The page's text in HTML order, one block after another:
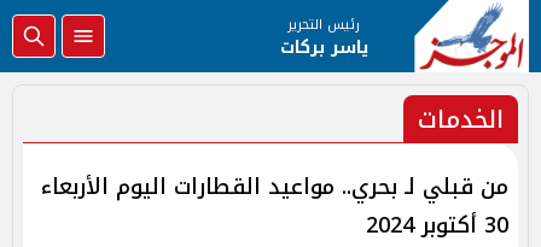
رئيس التحرير
ياسر بركات
الخدمات
من قبلي لـ بحري.. مواعيد القطارات اليوم الأربعاء
30 أكتوبر 2024